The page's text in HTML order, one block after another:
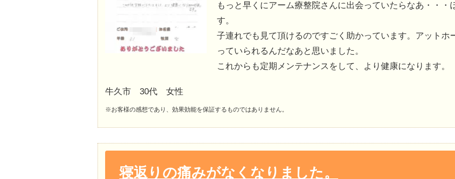
もっと早くにアーム療整院さんに出会っていたらなあ・・・
す。
子連れでも見て頂けるのですごく助かっています。アットホ
っていられるんだなあと思いました。
これからも定期メンテナンスをして、より健康になります。
牛久市 30代 女性
※お客様の感想であり、効果効能を保証するものではありません。
寝返りの痛みがなくなりました。